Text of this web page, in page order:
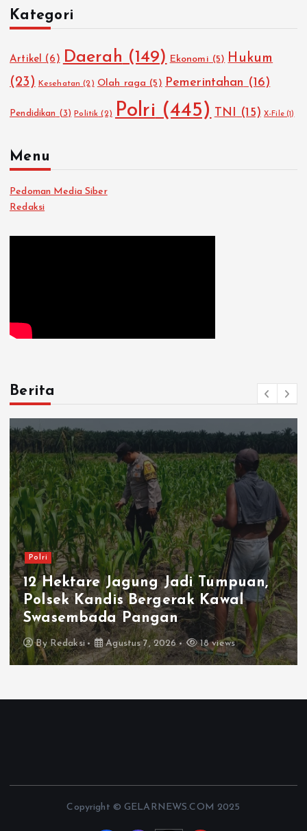
n
t
k
:
Kategori
Artikel (6) Daerah (149) Ekonomi (5) Hukum
(23)
Kesehatan (2) Olah raga (5) Pemerintahan (16)
Pendidikan (3) Politik (2) Polri (445) TNI (15) X-File(1)
Menu
Pedoman Media Siber
Redaksi
Berita
Polri
Sat Polairud Polresta Karawang
Evakuasi Jenazah Pria di Perairan
KKT1 Conductor
ByRedaksi Agustus 7, 2026 13 views
Copyright © GELARNEWS.COM 2025